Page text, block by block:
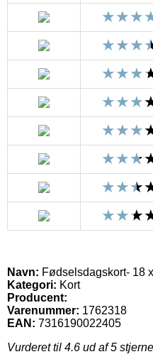
Navn: Fødselsdagskort- 18
Kategori: Kort
Producent:
Varenummer: 1762318
EAN: 7316190022405
Vurderet til 4.6 ud af 5